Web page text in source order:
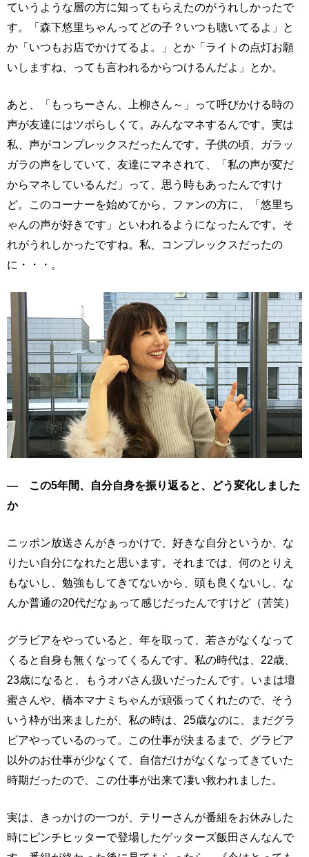
ていうような層の方に知ってもらえたのがうれしかったで
す。「森下悠里ちゃんってどの子？いつも聴いてるよ」と
か「いつもお店でかけてるよ。」とか「ライトの点灯お願
いしますね、っても言われるからつけるんだよ」とか。
あと、「もっちーさん、上柳さん～」って呼びかける時の
声が友達にはツボらしくて。みんなマネするんです。実は
私、声がコンプレックスだったんです。子供の頃、ガラッ
ガラの声をしていて、友達にマネされて、「私の声が変だ
からマネしているんだ」って、思う時もあったんですけ
ど。このコーナーを始めてから、ファンの方に、「悠里ち
ゃんの声が好きです」といわれるようになったんです。そ
れがうれしかったですね。私、コンプレックスだったの
に・・・。
― この5年間、自分自身を振り返ると、どう変化しました
か
ニッポン放送さんがきっかけで、好きな自分というか、な
りたい自分になれたと思います。それまでは、何のとりえ
もないし、勉強もしてきてないから、頭も良くないし、な
んか普通の20代だなぁって感じだったんですけど（苦笑）
グラビアをやっていると、年を取って、若さがなくなって
くると自身も無くなってくるんです。私の時代は、22歳、
23歳になると、もうオバさん扱いだったんです。いまは壇
蜜さんや、橋本マナミちゃんが頑張ってくれたので、そう
いう枠が出来ましたが、私の時は、25歳なのに、まだグラ
ビアやっているのって。この仕事が決まるまで、グラビア
以外のお仕事が少なくて、自信だけがなくなってきていた
時期だったので、この仕事が出来て凄い救われました。
実は、きっかけの一つが、テリーさんが番組をお休みした
時にピンチヒッターで登場したゲッターズ飯田さんなんで